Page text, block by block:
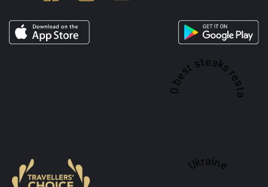
A top 100 best steaks restaurant in
Ukraine